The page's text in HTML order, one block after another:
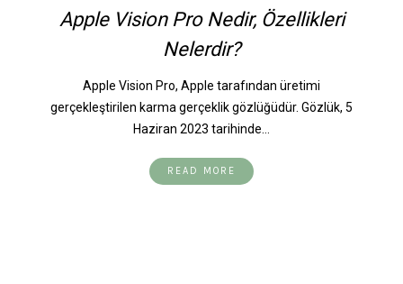
Apple Vision Pro Nedir, Özellikleri
Nelerdir?
Apple Vision Pro, Apple tarafından üretimi
gerçekleştirilen karma gerçeklik gözlüğüdür. Gözlük, 5
Haziran 2023 tarihinde…
READ MORE